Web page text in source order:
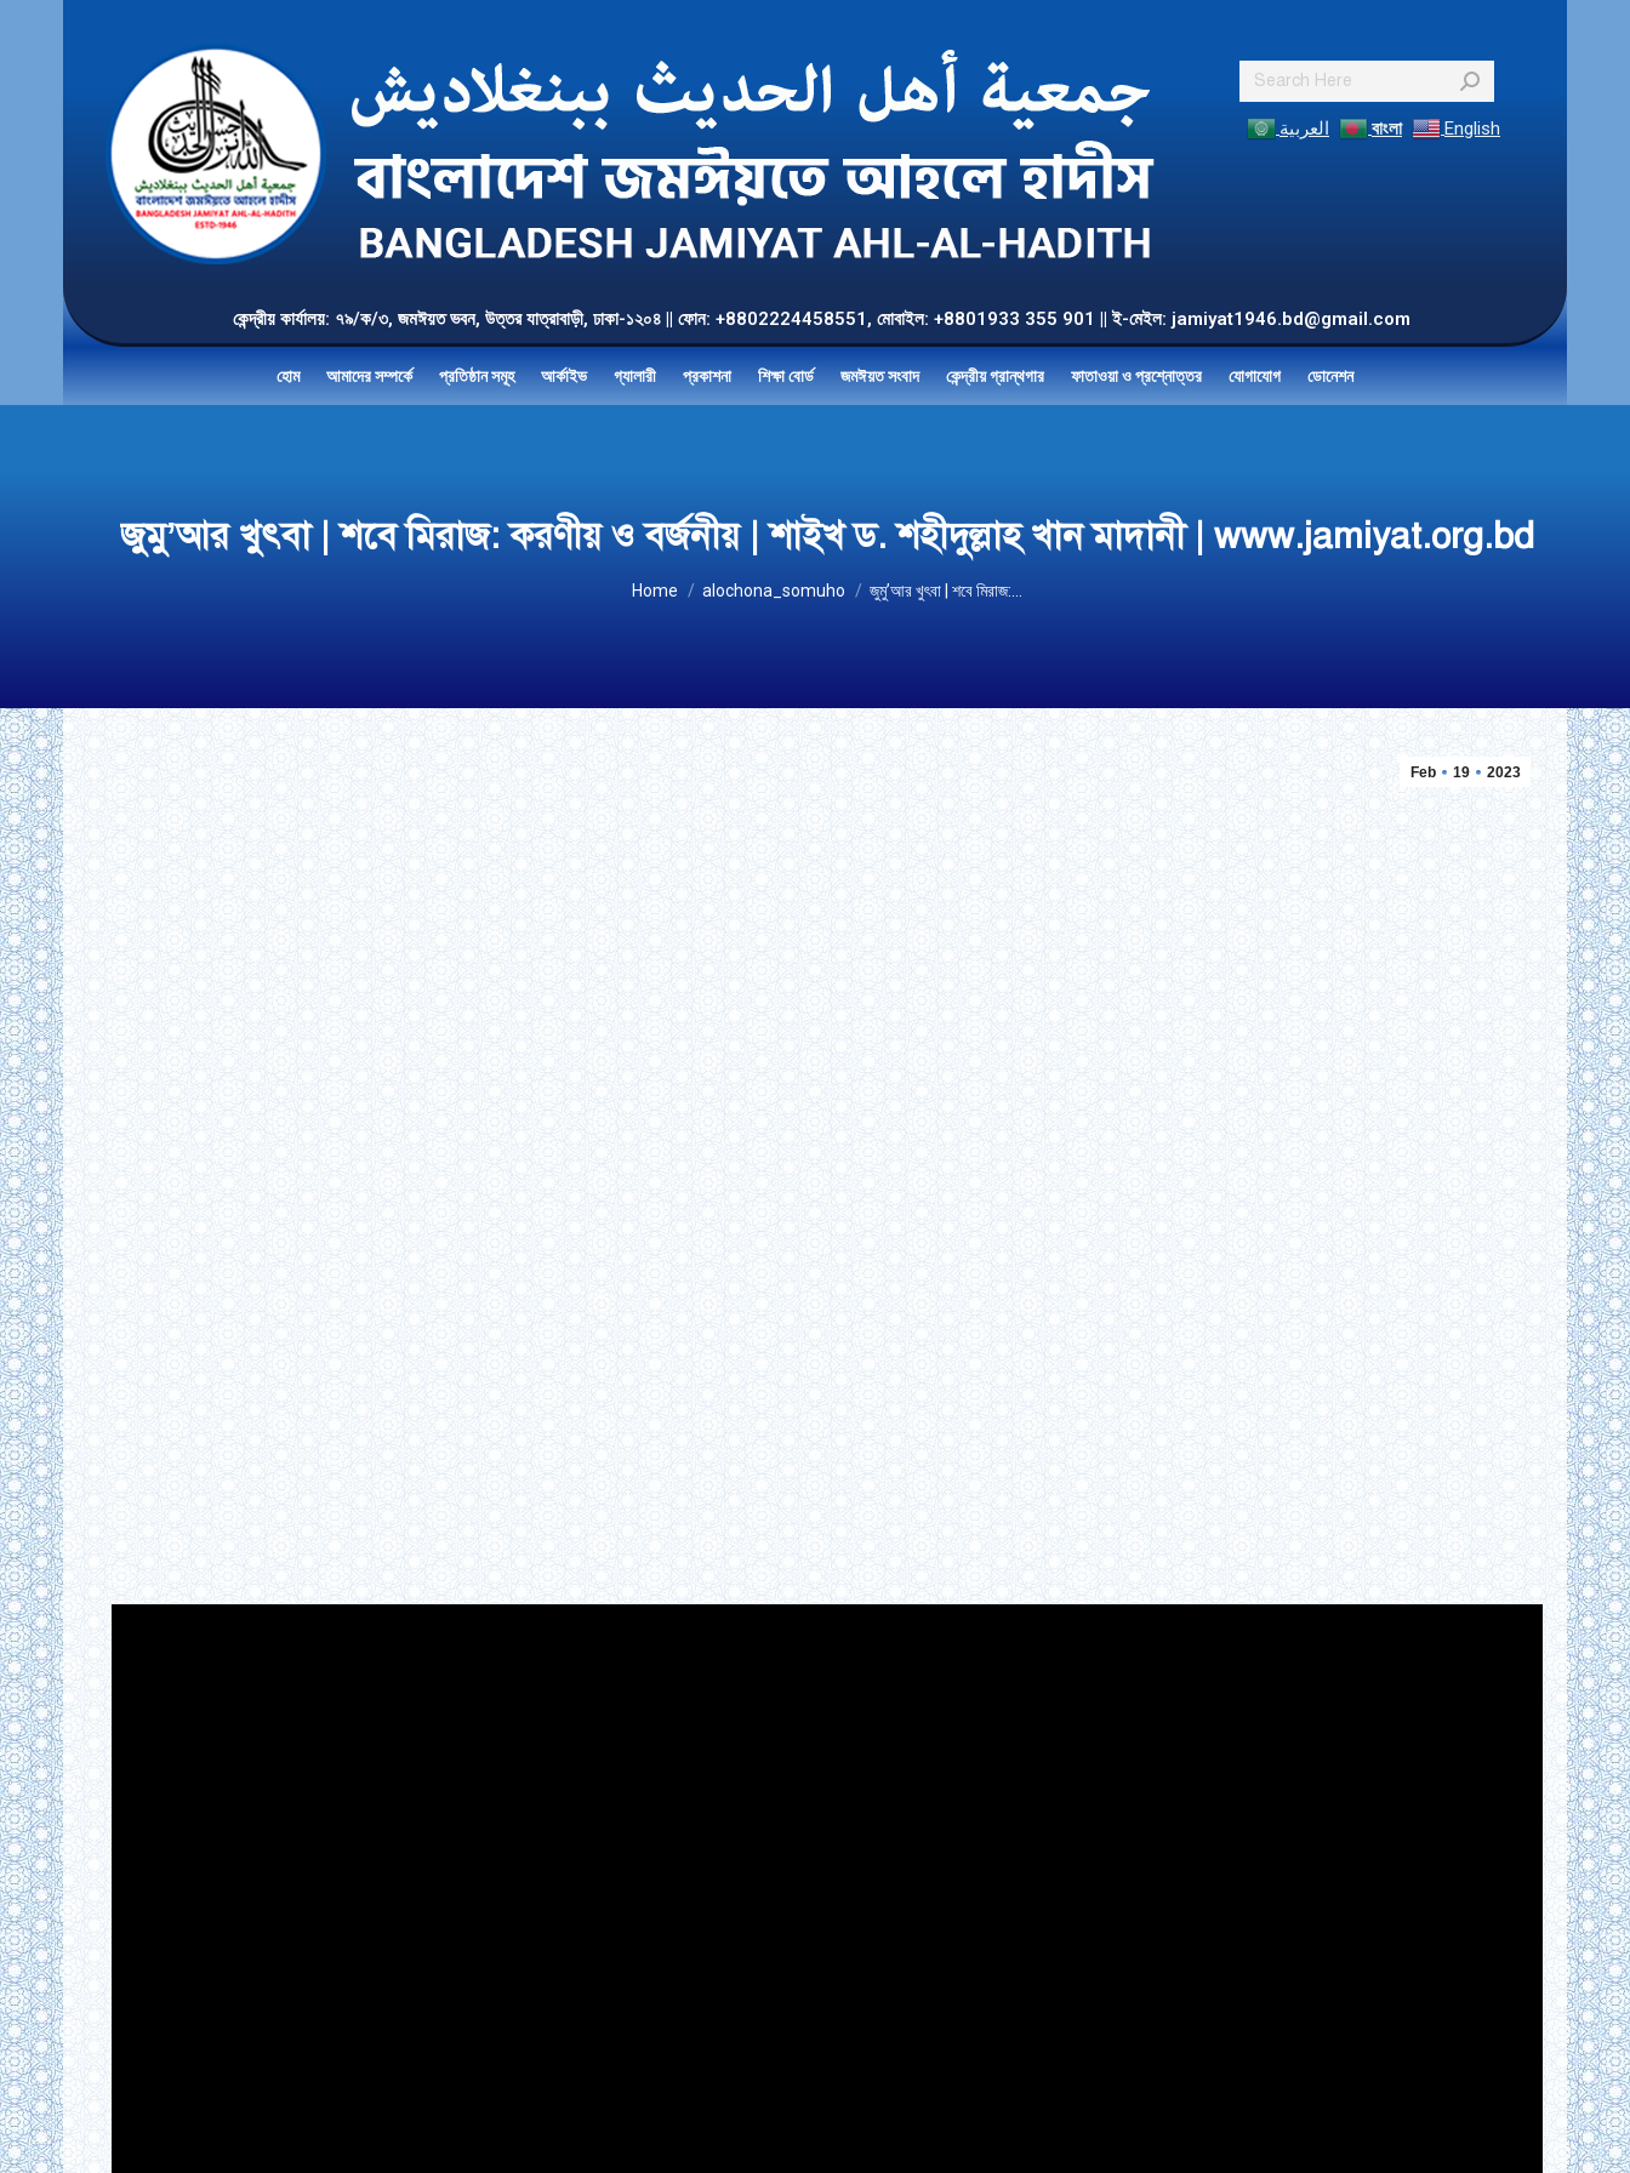
Search:
العربية বাংলা English
কেন্দ্রীয় কার্যালয়: ৭৯/ক/৩, জমঈয়ত ভবন, উত্তর যাত্রাবাড়ী, ঢাকা-১২০৪ || ফোন: +8802224458551, মোবাইল: +8801933 355 901 || ই-মেইল: jamiyat1946.bd@gmail.com
হোম আমাদের সম্পর্কে প্রতিষ্ঠান সমূহ আর্কাইভ গ্যালারী প্রকাশনা শিক্ষা বোর্ড জমঈয়ত সংবাদ কেন্দ্রীয় গ্রান্থগার ফাতাওয়া ও প্রশ্নোত্তর যোগাযোগ ডোনেশন
জুমু’আর খুৎবা | শবে মিরাজ: করণীয় ও বর্জনীয় | শাইখ ড. শহীদুল্লাহ খান মাদানী | www.jamiyat.org.bd
You are here:
Home alochona_somuho জুমু’আর খুৎবা | শবে মিরাজ:…
Feb 19 2023